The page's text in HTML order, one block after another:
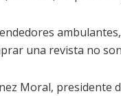
una revista no
Moral, presidente